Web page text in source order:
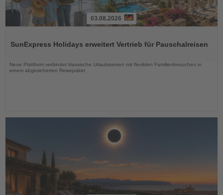
die
03.08.2026
SunExpress Holidays erweitert Vertrieb für Pauschalreisen
Neue Plattform verbindet klassische Urlaubsreisen mit flexiblen Familienbesuchen in
einem abgesicherten Reisepaket